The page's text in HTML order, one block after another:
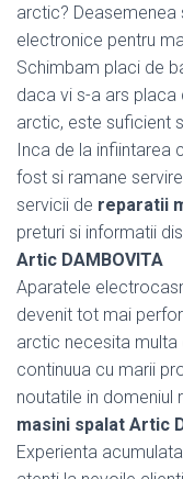
arctic?
electronice pentru
Schimbam placi de
daca vi s-a ars
arctic, este suficient
Inca de la infiintarea
fost si ramane
servicii de reparatii
preturi si informatii
Artic DAMBOVITA
Aparatele
devenit tot mai
arctic necesita
continuua cu marii
noutatile in domeniul
masini spalat Artic
Experienta